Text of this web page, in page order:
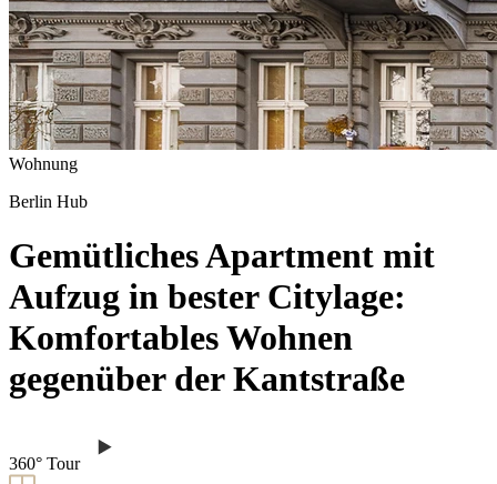
Wohnung
Berlin Hub
Gemütliches Apartment mit
Aufzug in bester Citylage:
Komfortables Wohnen
gegenüber der Kantstraße
360° Tour